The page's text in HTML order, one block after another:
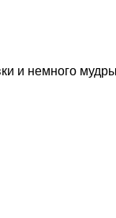
и немного